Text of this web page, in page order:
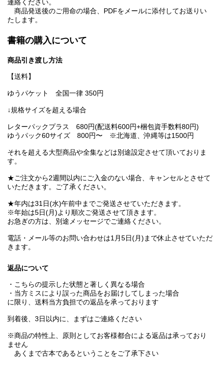
連絡ください。
商品発送後のご用命の場合、PDFをメールに添付してお送りい
たします。
書籍の購入について
商品引き渡し方法
【送料】
ゆうパケット 全国一律 350円
↓規格サイズを超える場合
レターパックプラス 680円(配送料600円+梱包資手数料80円)
ゆうパック60サイズ 800円〜 ※北海道、沖縄等は1500円
それを超える大型商品や全集などは別途設定させて頂いておりま
す。
★ご注文から2週間以内にご入金のない場合、キャンセルとさせて
いただきます。ご了承ください。
★年内は31日(水)午前中までご発送させていただきます。
※年始は5日(月)より順次ご発送させて頂きます。
お急ぎの方は、別途メッセージでご連絡ください。
電話・メール等のお問い合わせは1月5日(月)まで休止させていただ
きます。
返品について
・こちらの提示した状態と著しく異なる場合
・当方ミスにより誤った商品をお届けしてしまった場合
に限り、送料当方負担での返品を承っております
到着後、3日以内に、まずはご連絡ください
※商品の特性上、原則としてお客様都合による返品は承っており
ません
あくまで古本であるということをご了承下さい